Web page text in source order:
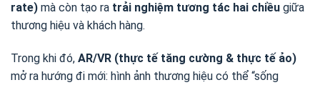
rate) mà còn tạo ra trải nghiệm tương tác hai chiều giữa
thương hiệu và khách hàng.
Trong khi đó, AR/VR (thực tế tăng cường & thực tế ảo)
mở ra hướng đi mới: hình ảnh thương hiệu có thể “sống